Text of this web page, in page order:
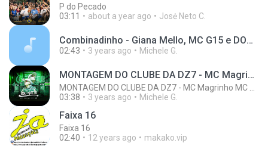
P do Pecado
03:11
about a year ago Josė Neto C.
Combinadinho - Giana Mello, MC G15 e DONATTO (Clipe Oficial)-Giana Mello.mp3
02:43 3 years ago Michele G.
MONTAGEM DO CLUBE DA DZ7 - MC Magrinho MC MN ( DJ GU NETO & DJ CAUA 015 )
03:38
3 years ago Michele G.
Faixa 16
Faixa 16
02:40
12 years ago makako.vip